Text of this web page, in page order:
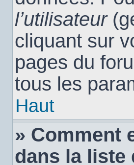
l’utilisateur
cliquant sur
pages du
tous les
Haut
» Comment
dans la liste